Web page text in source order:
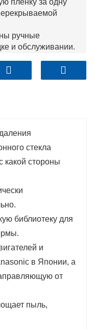
пленку за одну
ручные
и обслуживании.
работать
зачистки).
гарантируют
кромок с
формы, в том
для
90% (для
стекла
какой стороны
библиотеку для
и
в Японии, а
от
пыль,